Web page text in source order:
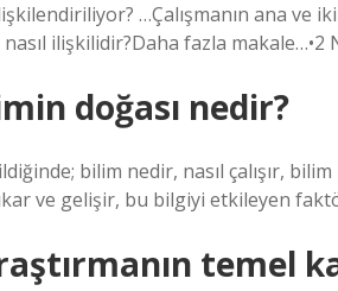
…Çalışmanın ana
nasıl ilişkilidir?Daha fazla makale…•2
doğası nedir?
bilim nedir, nasıl çalışır,
ve gelişir, bu bilgiyi etkileyen
temel